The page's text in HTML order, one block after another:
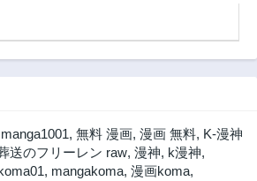
第238話
3年前
manga1001, 無料 漫画, 漫画 無料, K-漫神
送のフリーレン raw, 漫神, k漫神,
, mangakoma, 漫画koma,